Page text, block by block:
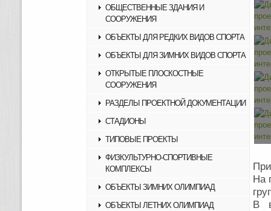
ОБЩЕСТВЕННЫЕ ЗДАНИЯ И
СООРУЖЕНИЯ
ОБЪЕКТЫ ДЛЯ РЕДКИХ ВИДОВ СПОРТА
ОБЪЕКТЫ ДЛЯ ЗИМНИХ ВИДОВ СПОРТА
ОТКРЫТЫЕ ПЛОСКОСТНЫЕ
СООРУЖЕНИЯ
РАЗДЕЛЫ ПРОЕКТНОЙ ДОКУМЕНТАЦИИ
СТАДИОНЫ
ТИПОВЫЕ ПРОЕКТЫ
ФИЗКУЛЬТУРНО-СПОРТИВНЫЕ
КОМПЛЕКСЫ
ОБЪЕКТЫ ЗИМНИХ ОЛИМПИАД
ОБЪЕКТЫ ЛЕТНИХ ОЛИМПИАД
На
В